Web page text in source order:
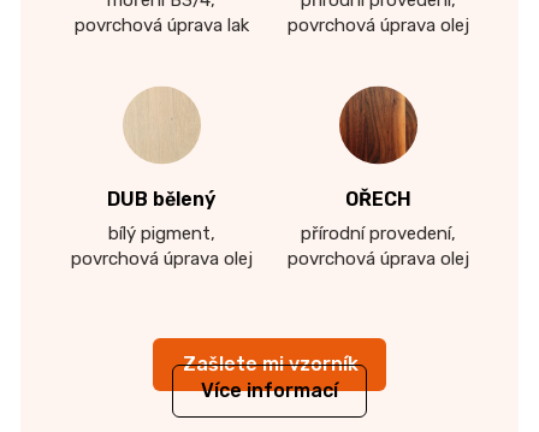
povrchová úprava lak
povrchová úprava olej
DUB bělený
bílý pigment,
povrchová úprava olej
OŘECH
přírodní provedení,
povrchová úprava olej
Zašlete mi vzorník
Více informací